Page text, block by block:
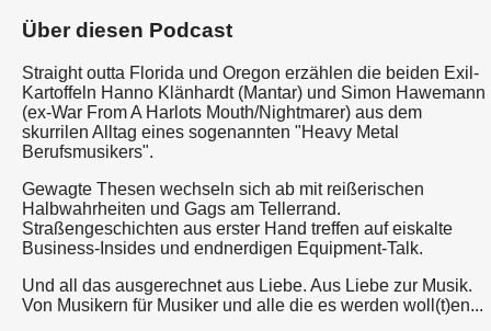
Über diesen Podcast
Straight outta Florida und Oregon erzählen die beiden Exil-
Kartoffeln Hanno Klänhardt (Mantar) und Simon Hawemann
(ex-War From A Harlots Mouth/Nightmarer) aus dem
skurrilen Alltag eines sogenannten "Heavy Metal
Berufsmusikers".
Gewagte Thesen wechseln sich ab mit reißerischen
Halbwahrheiten und Gags am Tellerrand.
Straßengeschichten aus erster Hand treffen auf eiskalte
Business-Insides und endnerdigen Equipment-Talk.
Und all das ausgerechnet aus Liebe. Aus Liebe zur Musik.
Von Musikern für Musiker und alle die es werden woll(t)en...